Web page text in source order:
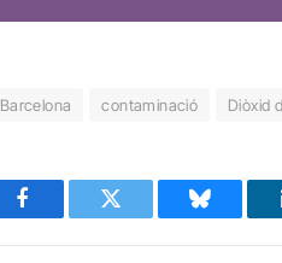
Barcelona contaminació Diòxid
Facebook Twitter Bluesky